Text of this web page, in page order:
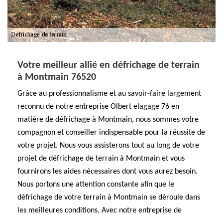
Votre meilleur allié en défrichage de terrain
à Montmain 76520
Grâce au professionnalisme et au savoir-faire largement
reconnu de notre entreprise Olbert elagage 76 en
matière de défrichage à Montmain, nous sommes votre
compagnon et conseiller indispensable pour la réussite de
votre projet. Nous vous assisterons tout au long de votre
projet de défrichage de terrain à Montmain et vous
fournirons les aides nécessaires dont vous aurez besoin.
Nous portons une attention constante afin que le
défrichage de votre terrain à Montmain se déroule dans
les meilleures conditions. Avec notre entreprise de